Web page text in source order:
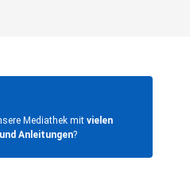
Mediathek mitvielen
Anleitungen?